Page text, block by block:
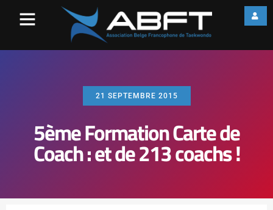
21 SEPTEMBRE 2015
5ème Formation Carte de
Coach : et de 213 coachs !